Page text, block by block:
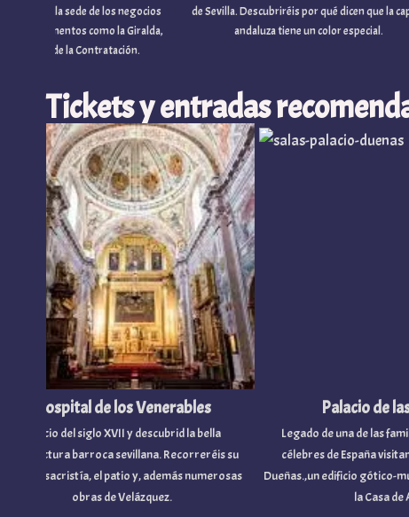
de Sevilla. Descubriréis por qué dicen que la capital
andaluza tiene un color especial.
sede de los negocios
como la Giralda,
de la Contratación.
Tickets y entradas
Palacio de las
Legado de una de las
célebres de España
Dueñas.,un edificio gótico-
la Casa de
Hospital de los Venerables
Edificio del siglo XVII y descubrid la bella
barroca sevillana. Recorreréis su
y sacristía, el patio y, además numerosas
obras de Velázquez.